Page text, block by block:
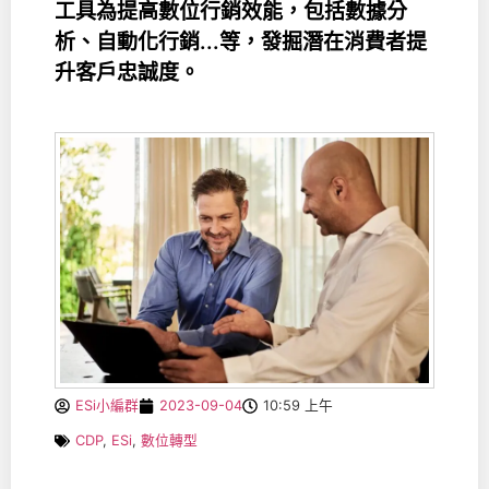
工具為提高數位行銷效能，包括數據分
析、自動化行銷...等，發掘潛在消費者提
升客戶忠誠度。
ESi小編群 2023-09-04 10:59 上午
CDP, ESi, 數位轉型